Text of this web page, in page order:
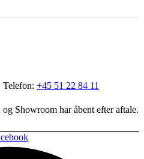
Telefon: +45 51 22 84 11
Showroom har åbent efter aftale.